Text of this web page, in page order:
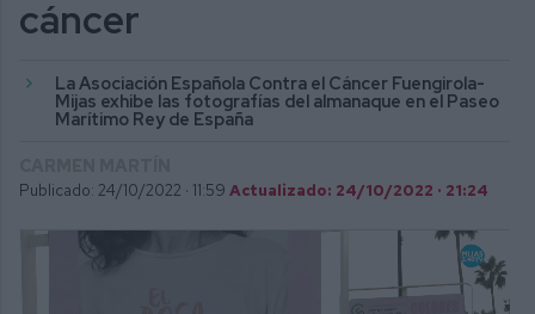
cáncer
La Asociación Española Contra el Cáncer Fuengirola-
Mijas exhibe las fotografías del almanaque en el Paseo
Marítimo Rey de España
Publicado: 24/10/2022 · 11:59 Actualizado: 24/10/2022 · 21:24